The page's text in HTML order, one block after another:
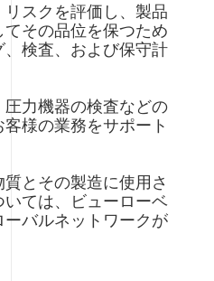
スクを評価し、製品
その品位を保つため
検査、および保守計
力機器の検査などの
様の業務をサポート
とその製造に使用さ
ては、ビューローベ
ーバルネットワークが